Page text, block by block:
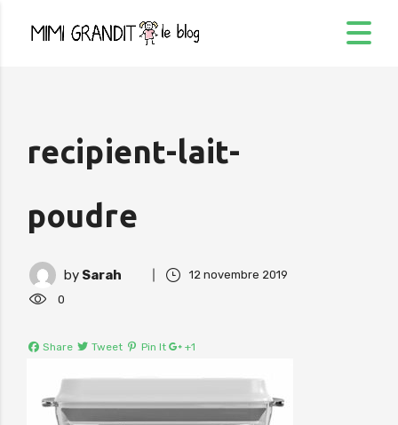
recipient-lait-
poudre
by Sarah
12 novembre 2019
0
Share Tweet Pin It +1